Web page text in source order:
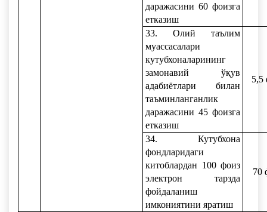
даражасини 60 фоизга
етказиш
33. Олий таълим
муассасалари
кутубхоналарининг
замонавий ўқув
адабиётлари билан
таъминланганлик
даражасини 45 фоизга
етказиш
5,5
34. Кутубхона
фондларидаги
китоблардан 100 фоиз
электрон тарзда
фойдаланиш
имкониятини яратиш
70